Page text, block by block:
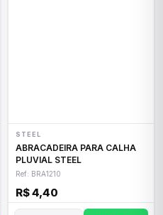
STEEL
ABRACADEIRA PARA CALHA
PLUVIAL STEEL
Ref: BRA1210
R$ 4,40